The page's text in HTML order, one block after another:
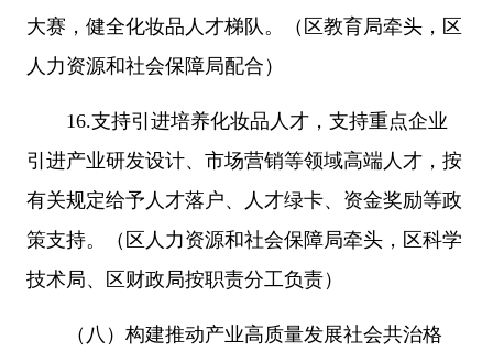
大赛，健全化妆品人才梯队。（区教育局牵头，区
人力资源和社会保障局配合）
16.支持引进培养化妆品人才，支持重点企业
引进产业研发设计、市场营销等领域高端人才，按
有关规定给予人才落户、人才绿卡、资金奖励等政
策支持。（区人力资源和社会保障局牵头，区科学
技术局、区财政局按职责分工负责）
（八）构建推动产业高质量发展社会共治格